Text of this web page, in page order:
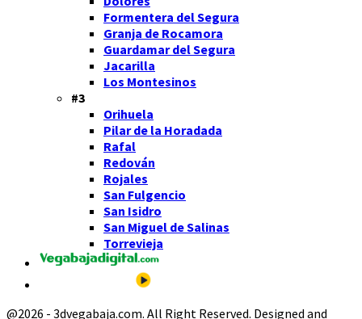
Formentera del Segura
Granja de Rocamora
Guardamar del Segura
Jacarilla
Los Montesinos
#3
Orihuela
Pilar de la Horadada
Rafal
Redován
Rojales
San Fulgencio
San Isidro
San Miguel de Salinas
Torrevieja
@2026 - 3dvegabaja.com. All Right Reserved. Designed and